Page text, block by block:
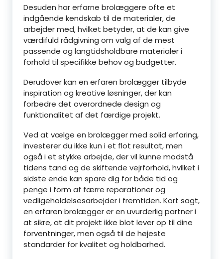
Desuden har erfarne brolæggere ofte et
indgående kendskab til de materialer, de
arbejder med, hvilket betyder, at de kan give
værdifuld rådgivning om valg af de mest
passende og langtidsholdbare materialer i
forhold til specifikke behov og budgetter.
Derudover kan en erfaren brolægger tilbyde
inspiration og kreative løsninger, der kan
forbedre det overordnede design og
funktionalitet af det færdige projekt.
Ved at vælge en brolægger med solid erfaring,
investerer du ikke kun i et flot resultat, men
også i et stykke arbejde, der vil kunne modstå
tidens tand og de skiftende vejrforhold, hvilket i
sidste ende kan spare dig for både tid og
penge i form af færre reparationer og
vedligeholdelsesarbejder i fremtiden. Kort sagt,
en erfaren brolægger er en uvurderlig partner i
at sikre, at dit projekt ikke blot lever op til dine
forventninger, men også til de højeste
standarder for kvalitet og holdbarhed.